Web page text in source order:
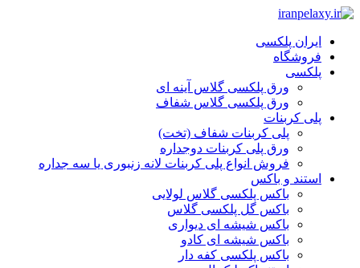
ایران پلکسی
فروشگاه
پلکسی
ورق پلکسی گلاس آینه ای
ورق پلکسی گلاس شفاف
پلی کربنات
پلی کربنات شفاف (تخت)
ورق پلی کربنات دوجداره
فروش انواع پلی کربنات لانه زنبوری یا سه جداره
استند و باکس
باکس پلکسی گلاس لولایی
باکس گل پلکسی گلاس
باکس شیشه ای دیواری
باکس شیشه ای کادو
باکس پلکسی کفه دار